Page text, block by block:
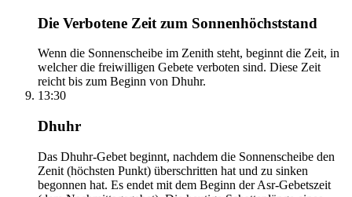
Die Verbotene Zeit zum Sonnenhöchststand
Wenn die Sonnenscheibe im Zenith steht, beginnt die Zeit, in
welcher die freiwilligen Gebete verboten sind. Diese Zeit
reicht bis zum Beginn von Dhuhr.
13:30
Dhuhr
Das Dhuhr-Gebet beginnt, nachdem die Sonnenscheibe den
Zenit (höchsten Punkt) überschritten hat und zu sinken
begonnen hat. Es endet mit dem Beginn der Asr-Gebetszeit